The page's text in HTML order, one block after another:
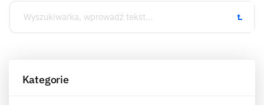
Kategorie